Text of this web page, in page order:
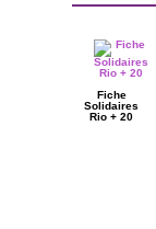
Fiche
Solidaires
Rio + 20